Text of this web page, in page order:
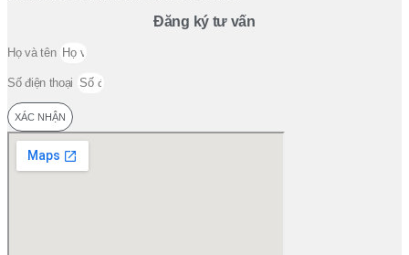
Đăng ký tư vấn
Họ và tên
Số điện thoại
XÁC NHẬN